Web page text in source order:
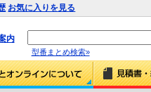
お気に入りを見る
内
型番まとめ検索»